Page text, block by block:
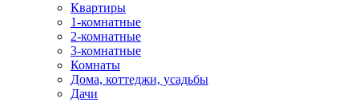
Квартиры
1-комнатные
2-комнатные
3-комнатные
Комнаты
Дома, коттеджи, усадьбы
Дачи